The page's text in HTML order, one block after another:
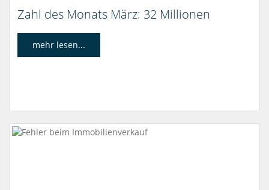
Zahl des Monats März: 32 Millionen
mehr lesen...